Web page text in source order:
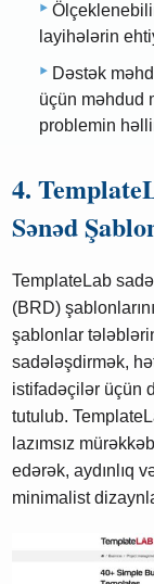
layihələrin
Dəstək
üçün məhdud
problemin
4.
Sənəd
TemplateLab
(BRD)
şablonlar
sadələşdirmək,
istifadəçilər üçün
tutulub.
lazımsız
edərək, aydınlıq
minimalist